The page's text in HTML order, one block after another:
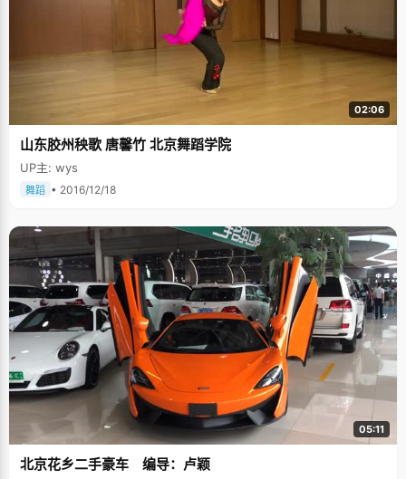
02:06
山东胶州秧歌 唐馨竹 北京舞蹈学院
UP主: wys
舞蹈 • 2016/12/18
05:11
北京花乡二手豪车 编导：卢颖